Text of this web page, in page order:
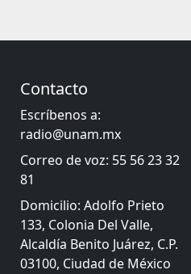
Contacto
Escríbenos a:
radio@unam.mx
Correo de voz: 55 56 23 32
81
Domicilio: Adolfo Prieto
133, Colonia Del Valle,
Alcaldía Benito Juárez, C.P.
03100, Ciudad de México